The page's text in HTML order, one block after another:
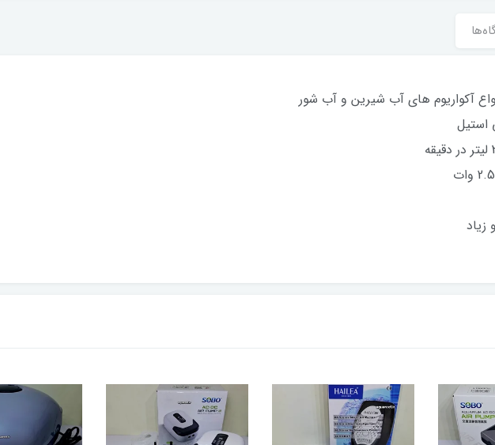
آکواریوم های آب شیرین و آب شور
زیاد